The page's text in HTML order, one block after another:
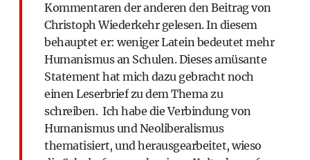
Kommentaren der anderen den Beitrag von
Christoph Wiederkehr gelesen. In diesem
behauptet er: weniger Latein bedeutet mehr
Humanismus an Schulen. Dieses amüsante
Statement hat mich dazu gebracht noch
einen Leserbrief zu dem Thema zu
schreiben. Ich habe die Verbindung von
Humanismus und Neoliberalismus
thematisiert, und herausgearbeitet, wieso